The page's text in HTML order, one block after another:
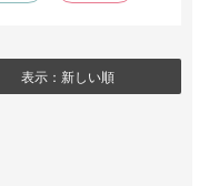
頼れる一枚です。
表示：新しい順